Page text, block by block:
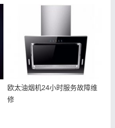
欧太油烟机24小时服务故障维
修